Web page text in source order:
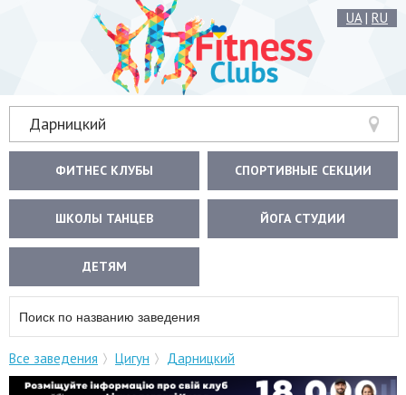
UA| RU
Дарницкий
ФИТНЕС КЛУБЫ СПОРТИВНЫЕ СЕКЦИИ
ШКОЛЫ ТАНЦЕВ ЙОГА СТУДИИ
ДЕТЯМ
Все заведения Цигун Дарницкий